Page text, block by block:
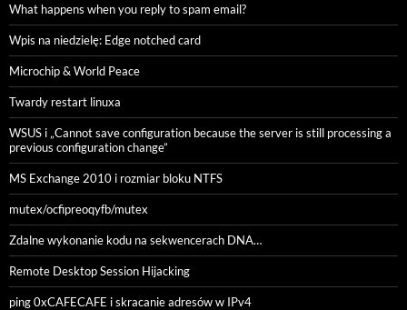
What happens when you reply to spam email?
Wpis na niedzielę: Edge notched card
Microchip & World Peace
Twardy restart linuxa
WSUS i „Cannot save configuration because the server is still processing a
previous configuration change”
MS Exchange 2010 i rozmiar bloku NTFS
mutex/ocfipreoqyfb/mutex
Zdalne wykonanie kodu na sekwencerach DNA…
Remote Desktop Session Hijacking
ping 0xCAFECAFE i skracanie adresów w IPv4